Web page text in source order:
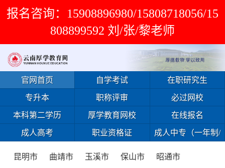
报名咨询：15908896980/15808718056/15
808899592 刘/张/黎老师
官网首页 自学考试 在职研究生
专升本 职称评审 必过网校
本科第二学历 厚学教育网校 在线报名
成人高考 职业资格证 成人中专（一年制/
昆明市 曲靖市 玉溪市 保山市
昭通市